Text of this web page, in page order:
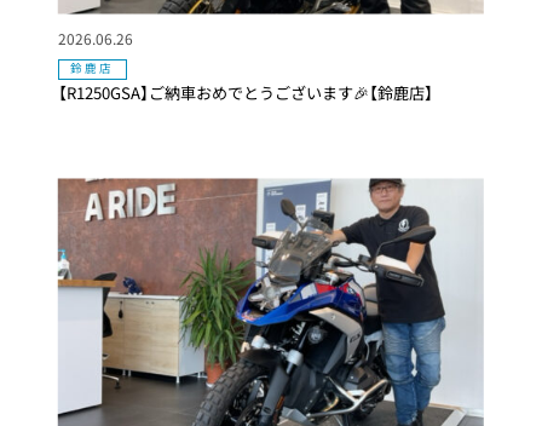
【R1250GSA】ご納車おめでとうございます🎉【鈴鹿店】
2026.06.26
鈴鹿店